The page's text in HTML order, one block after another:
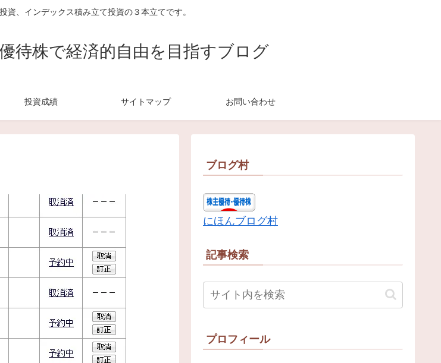
資、インデックス積み立て投資の３本立てです。
待株で経済的自由を目指すブログ
投資成績 サイトマップ お問い合わせ
ブログ村
にほんブログ村
記事検索
プロフィール